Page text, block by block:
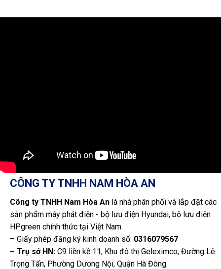
CÔNG TY TNHH NAM HÒA AN
Công ty TNHH Nam Hòa An là nhà phân phối và lắp đặt các
sản phẩm máy phát điện - bộ lưu điện Hyundai, bộ lưu điện
HPgreen chính thức tại Việt Nam.
– Giấy phép đăng ký kinh doanh số: 0316079567
– Trụ sở HN: C9 liền kề 11, Khu đô thị Geleximco, Đường Lê
Trọng Tấn, Phường Dương Nội, Quận Hà Đông.